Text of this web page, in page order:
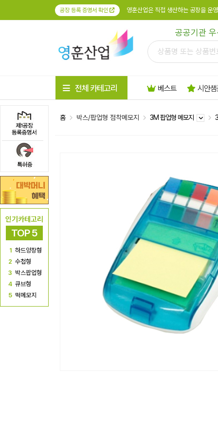
공장 등록 증명서 확인 영훈산업은 직접 생산하는 공장을 운
공공기관
인기카테고리
TOP 5
1 하드양장형
2 수첩형
3 박스팝업형
4 큐브형
5 떡메모지
전체 카테고리 베스트 시안
홈 박스/팝업형 점착메모지 3M 팝업형 메모지